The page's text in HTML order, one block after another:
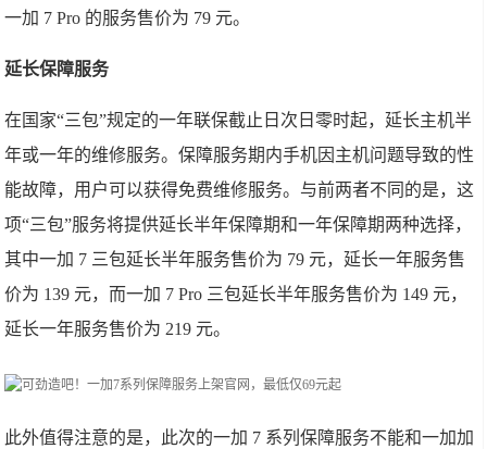
一加 7 Pro 的服务售价为 79 元。
延长保障服务
在国家“三包”规定的一年联保截止日次日零时起，延长主机半
年或一年的维修服务。保障服务期内手机因主机问题导致的性
能故障，用户可以获得免费维修服务。与前两者不同的是，这
项“三包”服务将提供延长半年保障期和一年保障期两种选择，
其中一加 7 三包延长半年服务售价为 79 元，延长一年服务售
价为 139 元，而一加 7 Pro 三包延长半年服务售价为 149 元，
延长一年服务售价为 219 元。
此外值得注意的是，此次的一加 7 系列保障服务不能和一加加